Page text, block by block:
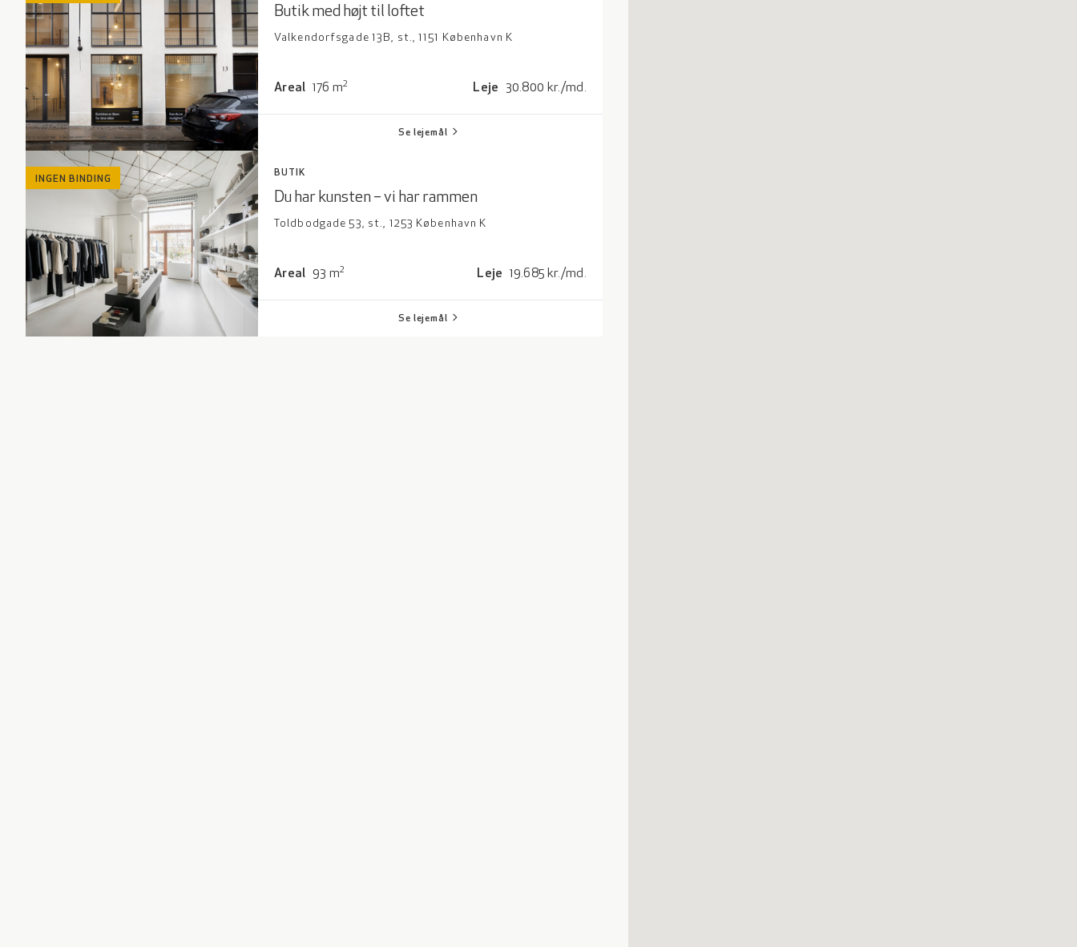
Butik med højt til loftet
Valkendorfsgade 13B, st., 1151 København K
Areal 176 m2 Leje 30.800 kr./md.
Se lejemål chevron_right
INGEN BINDING
BUTIK
Du har kunsten – vi har rammen
Toldbodgade 53, st., 1253 København K
Areal 93 m2 Leje 19.685 kr./md.
Se lejemål chevron_right